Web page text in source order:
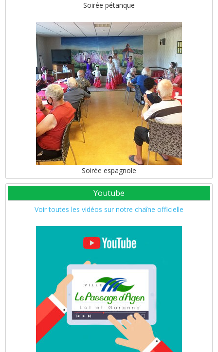
Soirée pétanque
Soirée espagnole
Youtube
Voir toutes les vidéos sur notre chaîne officielle